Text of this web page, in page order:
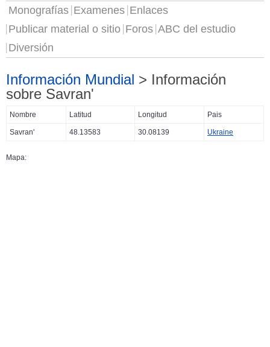
Monografías Examenes Enlaces
Publicar material o sitio Foros ABC del estudio
Diversión
Información Mundial > Información
sobre Savran'
Nombre Latitud Longitud Pais
Savran' 48.13583 30.08139 Ukraine
Mapa: